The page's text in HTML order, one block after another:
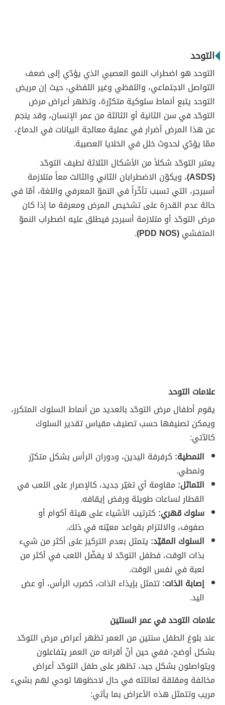
التوحد
التوحد هو اضطراب النمو العصبي الذي يؤدّي إلى ضعف
التواصل الاجتماعي، واللفظي وغير اللفظي، حيث إن مريض
التوحد يتبع أنماط سلوكية متكرّرة، وتظهر أعراض مرض
التوحّد في سن الثانية أو الثالثة من عمر الإنسان، وقد ينجم
عن هذا المرض أضرار في عملية معالجة البيانات في الدماغ،
ممّا يؤدّي لحدوث خلل في الخلايا العصبية.
يعتبر التوحّد شكلاً من الأشكال الثلاثة لطيف التوحّد
(ASDS)
، ويكوّن الاضطرابان الثاني والثالث معاً متلازمة
أسبرجر، التي تسبب تأخّراً في النموّ المعرفي واللغة، أمّا في
حالة عدم القدرة على تشخيص المرض ومعرفة ما إذا كان
مرض التوحّد أو متلازمة أسبرجر فيطلق عليه اضطراب النموّ
المتفشي(PDD NOS)
.
علامات التوحد
يقوم أطفال مرض التوحّد بالعديد من أنماط السلوك المتكرر،
ويمكن تصنيفها حسب تصنيف مقياس تقدير السلوك
كالآتي:
النمطية: كرفرفة اليدين، ودوران الرأس بشكل متكرّر
ونمطي.
التماثل: مقاومة أي تغيّر جديد، كالإصرار على اللعب في
القطار لساعات طويلة ورفض إيقافه.
سلوك قهري: كترتيب الأشياء على هيئة أكوام أو
صفوف، والالتزام بقواعد معيّنه في ذلك.
السلوك المقيّد: يتمثل بعدم التركيز على أكثر من شيء
بذات الوقت، فطفل التوحّد لا يفضّل اللعب في أكثر من
لعبة في نفس الوقت.
إصابة الذات:تتمثل بإيذاء الذات، كضرب الرأس، أو عض
اليد.
علامات التوحد في عمر السنتين
عند بلوغ الطفل سنتين من العمر تظهر أعراض مرض التوحّد
بشكل أوضح، ففي حين أنّ أقرانه من العمر يتفاعلون
ويتواصلون بشكل جيد، تظهر على طفل التوحّد أعراض
مخالفة ومقلقة لعائلته في حال لاحظوها توحي لهم بشيء
مريب وتتمثل هذه الأعراض بما يأتي: